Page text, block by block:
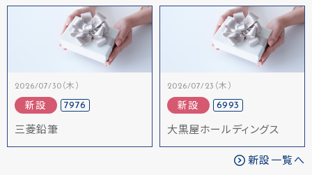
2026/07/30（木）
新設 7976
三菱鉛筆
2026/07/23（木）
新設 6993
大黒屋ホールディングス
新設一覧へ